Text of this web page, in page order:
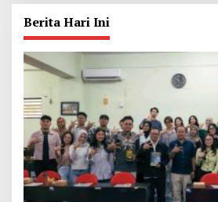
Berita Hari Ini